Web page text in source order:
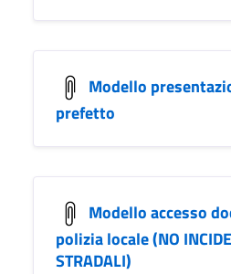
Modello
prefetto
Modello accesso
polizia locale (NO
STRADALI)